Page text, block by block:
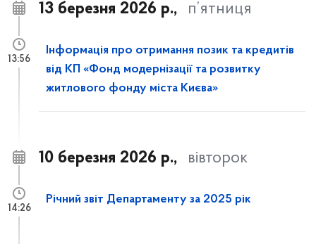
13 березня 2026 р., п’ятниця
Інформація про отримання позик та кредитів
від КП «Фонд модернізації та розвитку
житлового фонду міста Києва»
13:56
10 березня 2026 р., вівторок
Річний звіт Департаменту за 2025 рік
14:26